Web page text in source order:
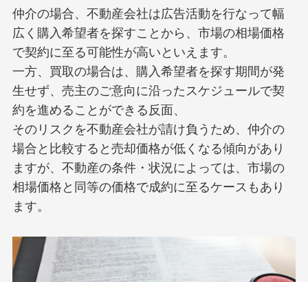
仲介の場合、不動産会社は広告活動を行なって幅
広く購入希望者を探すことから、市場の相場価格
で契約に至る可能性が高いといえます。
一方、買取の場合は、購入希望者を探す期間が発
生せず、売主のご意向に沿ったスケジュールで契
約を進めることができる反面、
そのリスクを不動産会社が請け負うため、仲介の
場合と比較すると売却価格が低くなる傾向があり
ますが、不動産の条件・状況によっては、市場の
相場価格と同等の価格で成約に至るケースもあり
ます。